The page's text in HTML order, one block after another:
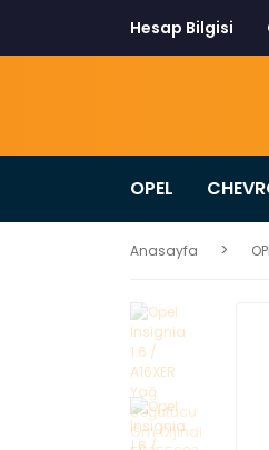
Hesap Bilgisi
OPEL
Anasayfa